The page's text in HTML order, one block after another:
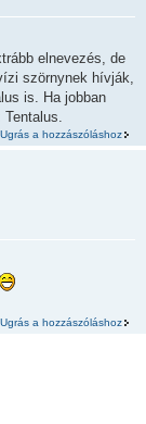
elnevezés, de
szörnynek hívják,
is. Ha jobban
Tentalus.
Ugrás a hozzászóláshoz
Ugrás a hozzászóláshoz